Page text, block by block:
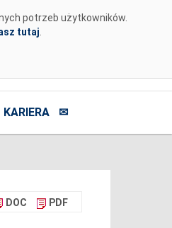
potrzeb użytkowników.
tutaj
KARIERA ✉
DOC PDF